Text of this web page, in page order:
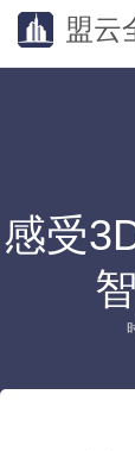
盟云
感受